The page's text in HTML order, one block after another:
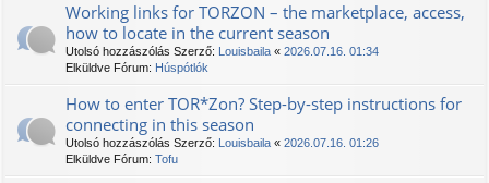
Working links for ТОRZON – the marketplace, access,
how to locate in the current season
Utolsó hozzászólás Szerző: Louisbaila « 2026.07.16. 01:34
Elküldve Fórum: Húspótlók
How to enter TOR*Zon? Step-by-step instructions for
connecting in this season
Utolsó hozzászólás Szerző: Louisbaila « 2026.07.16. 01:26
Elküldve Fórum: Tofu